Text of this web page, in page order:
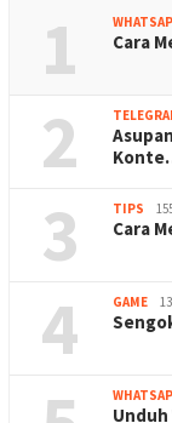
1 Cara
2
3 TIPS
Cara
4 GAME